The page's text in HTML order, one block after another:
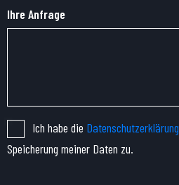
Ihre Anfrage
Ich habe die Datenschutzerklärung
Speicherung meiner Daten zu.